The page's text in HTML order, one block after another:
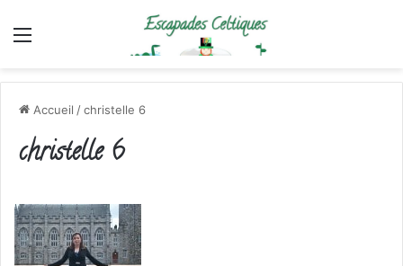
Menu
Accueil /christelle 6
christelle 6